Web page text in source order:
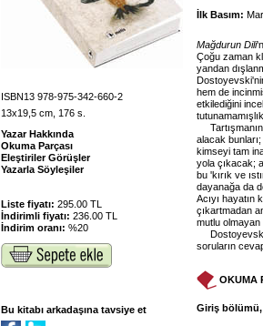
ISBN13 978-975-342-660-2
13x19,5 cm, 176 s.
Yazar Hakkında
Okuma Parçası
Eleştiriler Görüşler
Yazarla Söyleşiler
Liste fiyatı: 295.00 TL
İndirimli fiyatı: 236.00 TL
İndirim oranı: %20
Bu kitabı arkadaşına tavsiye et
İlk Basım:
Mağdurun Dili
Çoğu zaman
yandan
hem de
etkilediğini
alacak
kimseyi tam
yola çıkacak;
bu 'kırık ve
dayanağa da
Acıyı
çıkartmadan
mutlu
soruların
OKUMA
Giriş bölümü,